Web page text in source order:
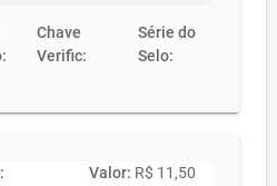
Chave
Verific:
Série do
Selo:
Valor: R$ 11,50